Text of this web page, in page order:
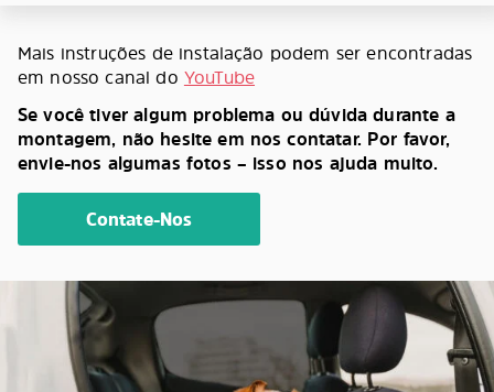
Mais instruções de instalação podem ser encontradas
em nosso canal do YouTube
Se você tiver algum problema ou dúvida durante a
montagem, não hesite em nos contatar. Por favor,
envie-nos algumas fotos – isso nos ajuda muito.
Contate-Nos